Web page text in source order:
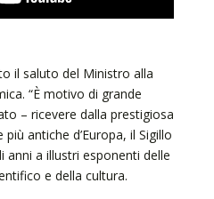
il saluto del Ministro alla
“È motivo di grande
– ricevere dalla prestigiosa
antiche d’Europa, il Sigillo
anni a illustri esponenti delle
e della cultura.